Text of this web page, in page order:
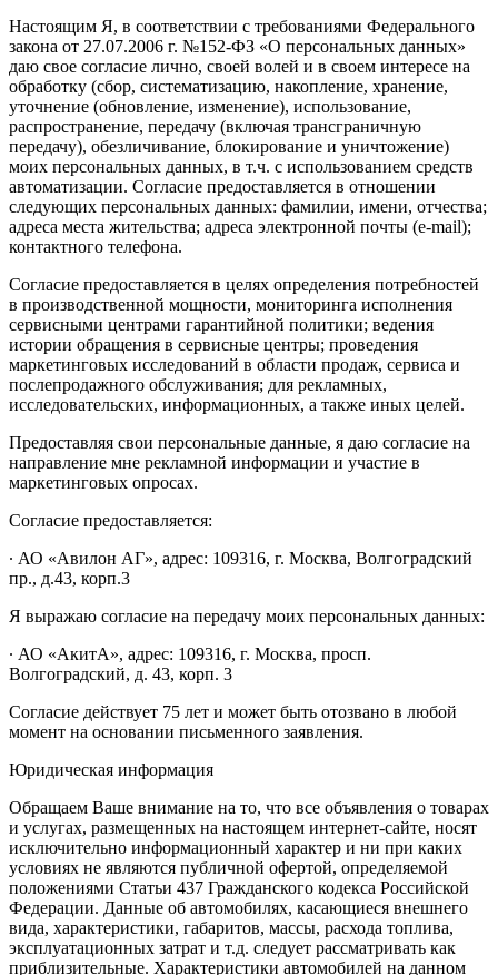
Настоящим Я, в соответствии с требованиями Федерального
закона от 27.07.2006 г. №152-ФЗ «О персональных данных»
даю свое согласие лично, своей волей и в своем интересе на
обработку (сбор, систематизацию, накопление, хранение,
уточнение (обновление, изменение), использование,
распространение, передачу (включая трансграничную
передачу), обезличивание, блокирование и уничтожение)
моих персональных данных, в т.ч. с использованием средств
автоматизации. Согласие предоставляется в отношении
следующих персональных данных: фамилии, имени, отчества;
адреса места жительства; адреса электронной почты (e-mail);
контактного телефона.
Согласие предоставляется в целях определения потребностей
в производственной мощности, мониторинга исполнения
сервисными центрами гарантийной политики; ведения
истории обращения в сервисные центры; проведения
маркетинговых исследований в области продаж, сервиса и
послепродажного обслуживания; для рекламных,
исследовательских, информационных, а также иных целей.
Предоставляя свои персональные данные, я даю согласие на
направление мне рекламной информации и участие в
маркетинговых опросах.
Согласие предоставляется:
∙ АО «Авилон АГ», адрес: 109316, г. Москва, Волгоградский
пр., д.43, корп.3
Я выражаю согласие на передачу моих персональных данных:
∙ АО «АкитА», адрес: 109316, г. Москва, просп.
Волгоградский, д. 43, корп. 3
Согласие действует 75 лет и может быть отозвано в любой
момент на основании письменного заявления.
Юридическая информация
Обращаем Ваше внимание на то, что все объявления о товарах
и услугах, размещенных на настоящем интернет-сайте, носят
исключительно информационный характер и ни при каких
условиях не являются публичной офертой, определяемой
положениями Статьи 437 Гражданского кодекса Российской
Федерации. Данные об автомобилях, касающиеся внешнего
вида, характеристики, габаритов, массы, расхода топлива,
эксплуатационных затрат и т.д. следует рассматривать как
приблизительные. Характеристики автомобилей на данном